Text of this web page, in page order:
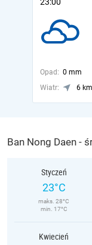
Opad: 0 mm
Wiatr:
6
Ban Nong Daen -
Styczeń
23°C
maks. 28°C
min. 17°C
Kwiecień